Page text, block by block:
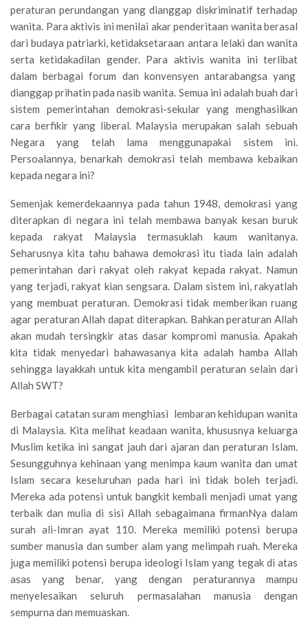
peraturan perundangan yang dianggap diskriminatif terhadap
wanita. Para aktivis ini menilai akar penderitaan wanita berasal
dari budaya patriarki, ketidaksetaraan antara lelaki dan wanita
serta ketidakadilan gender. Para aktivis wanita ini terlibat
dalam berbagai forum dan konvensyen antarabangsa yang
dianggap prihatin pada nasib wanita. Semua ini adalah buah dari
sistem pemerintahan demokrasi-sekular yang menghasilkan
cara berfikir yang liberal. Malaysia merupakan salah sebuah
Negara yang telah lama menggunapakai sistem ini.
Persoalannya, benarkah demokrasi telah membawa kebaikan
kepada negara ini?
Semenjak kemerdekaannya pada tahun 1948, demokrasi yang
diterapkan di negara ini telah membawa banyak kesan buruk
kepada rakyat Malaysia termasuklah kaum wanitanya.
Seharusnya kita tahu bahawa demokrasi itu tiada lain adalah
pemerintahan dari rakyat oleh rakyat kepada rakyat. Namun
yang terjadi, rakyat kian sengsara. Dalam sistem ini, rakyatlah
yang membuat peraturan. Demokrasi tidak memberikan ruang
agar peraturan Allah dapat diterapkan. Bahkan peraturan Allah
akan mudah tersingkir atas dasar kompromi manusia. Apakah
kita tidak menyedari bahawasanya kita adalah hamba Allah
sehingga layakkah untuk kita mengambil peraturan selain dari
Allah SWT?
Berbagai catatan suram menghiasi lembaran kehidupan wanita
di Malaysia. Kita melihat keadaan wanita, khususnya keluarga
Muslim ketika ini sangat jauh dari ajaran dan peraturan Islam.
Sesungguhnya kehinaan yang menimpa kaum wanita dan umat
Islam secara keseluruhan pada hari ini tidak boleh terjadi.
Mereka ada potensi untuk bangkit kembali menjadi umat yang
terbaik dan mulia di sisi Allah sebagaimana firmanNya dalam
surah ali-Imran ayat 110. Mereka memiliki potensi berupa
sumber manusia dan sumber alam yang melimpah ruah. Mereka
juga memiliki potensi berupa ideologi Islam yang tegak di atas
asas yang benar, yang dengan peraturannya mampu
menyelesaikan seluruh permasalahan manusia dengan
sempurna dan memuaskan.